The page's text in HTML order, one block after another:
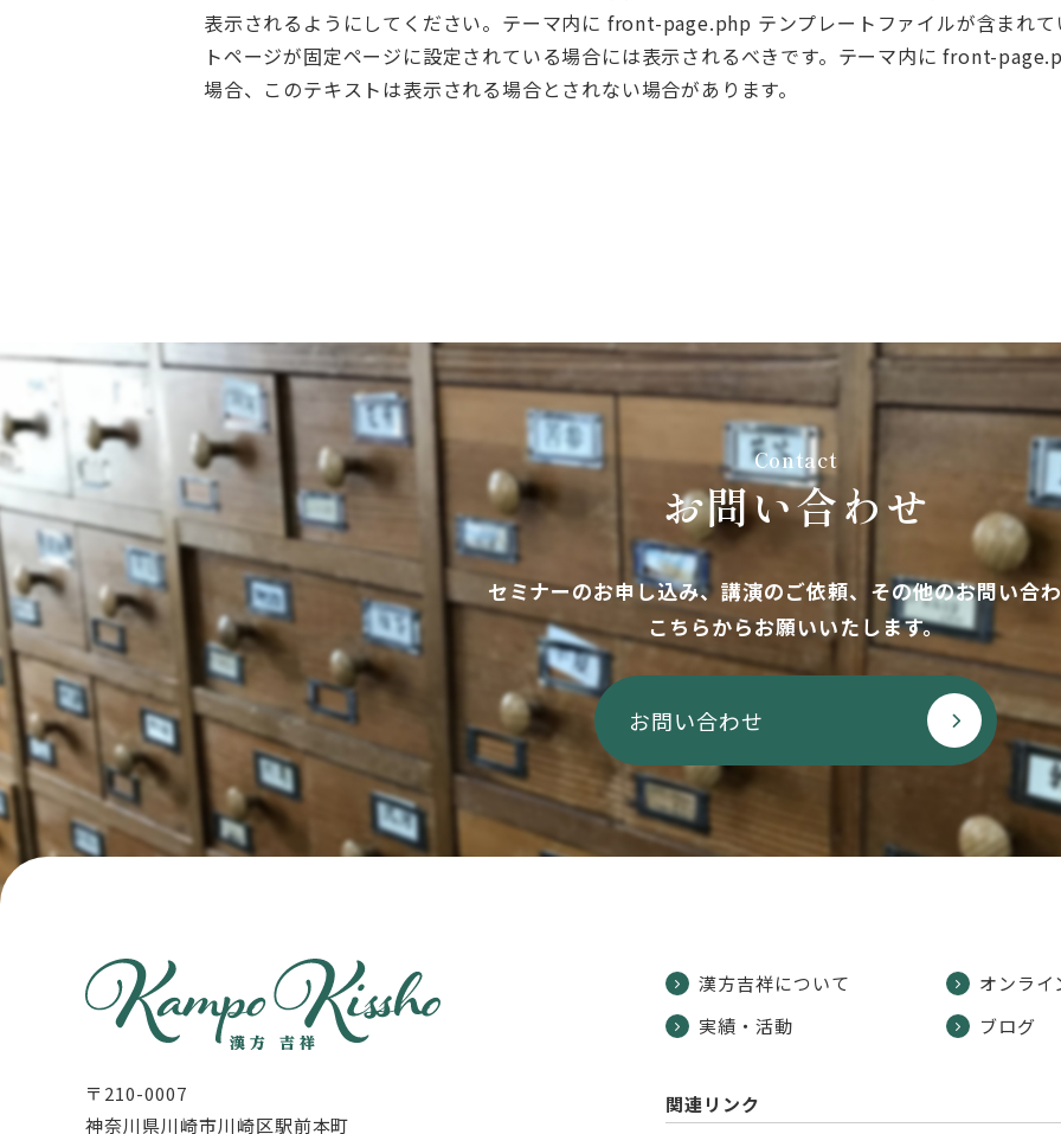
表示されるようにしてください。テーマ内に front-page.php テンプレートファイルが含まれ
トページが固定ページに設定されている場合には表示されるべきです。テーマ内に front-
場合、このテキストは表示される場合とされない場合があります。
Contact
お問い合わせ
セミナーのお申し込み、講演のご依頼、その他のお問い合
こちらからお願いいたします。
お問い合わせ
〒210-0007
神奈川県川崎市川崎区駅前本町
漢方吉祥について
オンラ
実績・活動
ブログ
関連リンク